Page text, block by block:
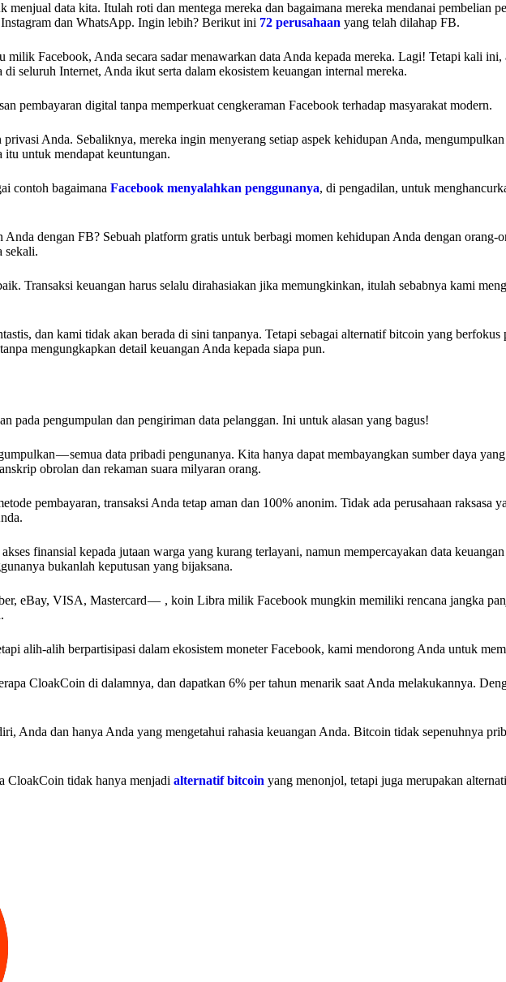
menjual data kita. Itulah roti dan mentega mereka dan bagaimana mereka mendanai pembelian
dan WhatsApp. Ingin lebih? Berikut ini 72 perusahaan yang telah dilahap FB.
milik Facebook, Anda secara sadar menawarkan data Anda kepada mereka. Lagi! Tetapi kali
seluruh Internet, Anda ikut serta dalam ekosistem keuangan internal mereka.
pembayaran digital tanpa memperkuat cengkeraman Facebook terhadap masyarakat modern.
Anda. Sebaliknya, mereka ingin menyerang setiap aspek kehidupan Anda, mengumpulkan
untuk mendapat keuntungan.
contoh bagaimana Facebook menyalahkan penggunanya, di pengadilan, untuk
dengan FB? Sebuah platform gratis untuk berbagi momen kehidupan Anda dengan orang-
sekali.
Transaksi keuangan harus selalu dirahasiakan jika memungkinkan, itulah sebabnya kami
dan kami tidak akan berada di sini tanpanya. Tetapi sebagai alternatif bitcoin yang berfokus
mengungkapkan detail keuangan Anda kepada siapa pun.
pada pengumpulan dan pengiriman data pelanggan. Ini untuk alasan yang bagus!
— semua data pribadi pengunanya. Kita hanya dapat membayangkan sumber daya
obrolan dan rekaman suara milyaran orang.
pembayaran, transaksi Anda tetap aman dan 100% anonim. Tidak ada perusahaan raksasa
finansial kepada jutaan warga yang kurang terlayani, namun mempercayakan data
bukanlah keputusan yang bijaksana.
eBay, VISA, Mastercard — , koin Libra milik Facebook mungkin memiliki rencana jangka
alih-alih berpartisipasi dalam ekosistem moneter Facebook, kami mendorong Anda untuk
CloakCoin di dalamnya, dan dapatkan 6% per tahun menarik saat Anda melakukannya.
Anda dan hanya Anda yang mengetahui rahasia keuangan Anda. Bitcoin tidak sepenuhnya
CloakCoin tidak hanya menjadi alternatif bitcoin yang menonjol, tetapi juga merupakan